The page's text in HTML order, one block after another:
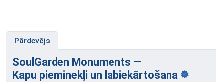
Pārdevējs
SoulGarden Monuments —
Kapu pieminekļi un labiekārtošana